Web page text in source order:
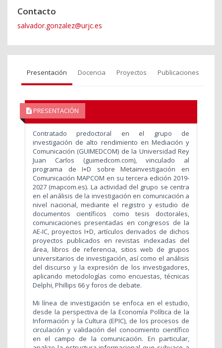
Contacto
salvador.gonzalez@urjc.es
Presentación Docencia Proyectos Publicaciones
PRESENTACIÓN
Contratado predoctoral en el grupo de
investigación de alto rendimiento en Mediación y
Comunicación (GUIMEDCOM) de la Universidad Rey
Juan Carlos (guimedcom.com), vinculado al
programa de I+D
sobre Metainvestigación en
Comunicación MAPCOM en su tercera edición 2019-
2027 (mapcom.es). La actividad del grupo se centra
en el análisis de la investigación en comunicación a
nivel nacional, mediante el registro y estudio de
documentos científicos como tesis doctorales,
comunicaciones presentadas en congresos de la
AE-IC, proyectos I+D, artículos derivados de dichos
proyectos publicados en revistas indexadas del
área, libros de referencia, sitios web de grupos
universitarios de investigación, así como el análisis
del discurso y la expresión de los investigadores,
aplicando metodologías como encuestas, técnicas
Delphi, Phillips 66 y foros de debate.
Mi línea de investigación se enfoca en el estudio,
desde la perspectiva de la Economía Política de la
Información y la Cultura (EPIC), de los procesos de
circulación y validación del conocimiento científico
en el campo de la comunicación. En particular,